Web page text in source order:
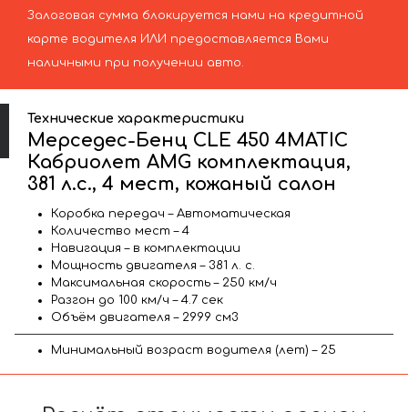
Залоговая сумма блокируется нами на кредитной
карте водителя ИЛИ предоставляется Вами
наличными при получении авто.
Технические характеристики
Мерседес-Бенц CLE 450 4MATIC
Кабриолет AMG комплектация,
381 л.с., 4 мест, кожаный салон
Коробка передач – Автоматическая
Количество мест – 4
Навигация – в комплектации
Мощность двигателя – 381 л. с.
Максимальная скорость – 250 км/ч
Разгон до 100 км/ч – 4.7 сек
Объём двигателя – 2999 см3
Минимальный возраст водителя (лет) – 25